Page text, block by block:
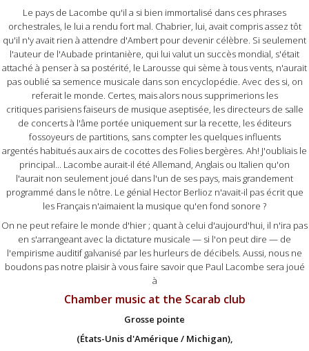
Le pays de Lacombe qu'il a si bien immortalisé dans ces phrases
orchestrales, le lui a rendu fort mal. Chabrier, lui, avait compris assez tôt
qu'il n'y avait rien à attendre d'Ambert pour devenir célèbre. Si seulement
l'auteur de l'Aubade printanière, qui lui valut un succès mondial, s'était
attaché à penser à sa postérité, le Larousse qui sème à tous vents, n'aurait
pas oublié sa semence musicale dans son encyclopédie. Avec des si, on
referait le monde. Certes, mais alors nous supprimerions les
critiques parisiens faiseurs de musique aseptisée, les directeurs de salle
de concerts à l'âme portée uniquement sur la recette, les éditeurs
fossoyeurs de partitions, sans compter les quelques influents
argentés habitués aux airs de cocottes des Folies bergères. Ah! J'oubliais le
principal... Lacombe aurait-il été Allemand, Anglais ou Italien qu'on
l'aurait non seulement joué dans l'un de ses pays, mais grandement
programmé dans le nôtre. Le génial Hector Berlioz n'avait-il pas écrit que
les Français n'aimaient la musique qu'en fond sonore ?
On ne peut refaire le monde d'hier ; quant à celui d'aujourd'hui, il n'ira pas
en s'arrangeant avec la dictature musicale — si l'on peut dire — de
l'empirisme auditif galvanisé par les hurleurs de décibels. Aussi, nous ne
boudons pas notre plaisir à vous faire savoir que Paul Lacombe sera joué
à
Chamber music at the Scarab club
Grosse pointe
(États-Unis d'Amérique / Michigan),